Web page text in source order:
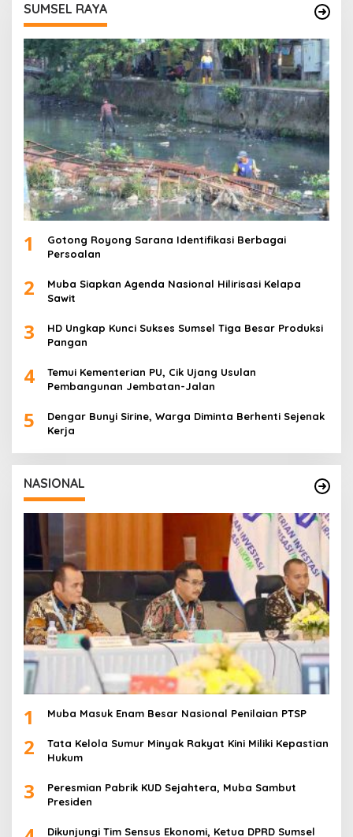
SUMSEL RAYA
1
Gotong Royong Sarana Identifikasi Berbagai
Persoalan
2
Muba Siapkan Agenda Nasional Hilirisasi Kelapa
Sawit
3
HD Ungkap Kunci Sukses Sumsel Tiga Besar Produksi
Pangan
4
Temui Kementerian PU, Cik Ujang Usulan
Pembangunan Jembatan-Jalan
5
Dengar Bunyi Sirine, Warga Diminta Berhenti Sejenak
Kerja
NASIONAL
1 Muba Masuk Enam Besar Nasional Penilaian PTSP
2
Tata Kelola Sumur Minyak Rakyat Kini Miliki Kepastian
Hukum
3
Peresmian Pabrik KUD Sejahtera, Muba Sambut
Presiden
Dikunjungi Tim Sensus Ekonomi, Ketua DPRD Sumsel